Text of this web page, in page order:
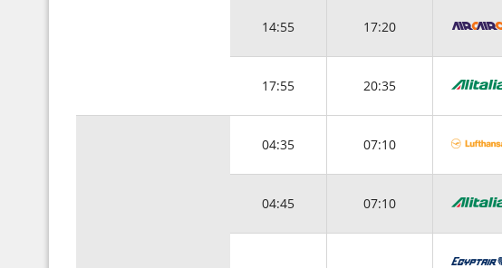
14:55 17:20
17:55 20:35
04:35 07:10
04:45 07:10